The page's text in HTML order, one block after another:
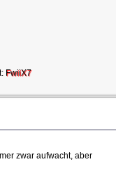
FwiiX7
zwar aufwacht, aber